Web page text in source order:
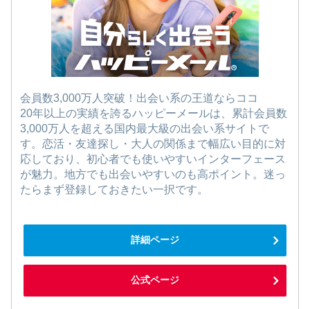
会員数3,000万人突破！出会い系の王道ならココ
20年以上の実績を誇るハッピーメールは、累計会員数
3,000万人を超える国内最大級の出会い系サイトで
す。恋活・友達探し・大人の関係まで幅広い目的に対
応しており、初心者でも使いやすいインターフェース
が魅力。地方でも出会いやすいのも高ポイント。迷っ
たらまず登録しておきたい一択です。
詳細ページ
公式ページ